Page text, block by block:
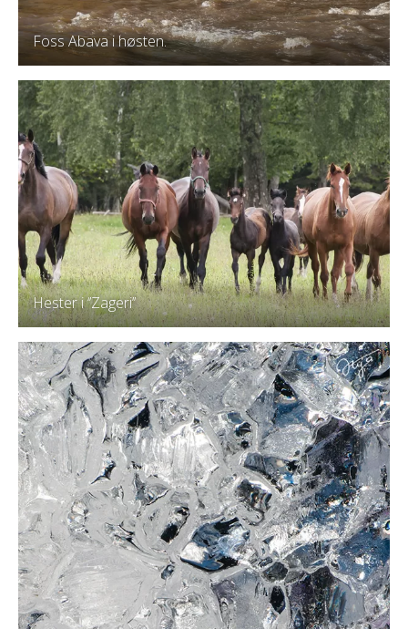
Foss Abava i høsten.
Hester i ‘’Zageri’’